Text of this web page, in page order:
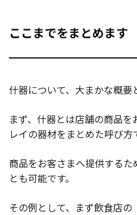
ここまでをまとめます
什器について、大まかな概要
まず、什器とは店舗の商品
レイの器材をまとめた呼び方
商品をお客さまへ提供する
とも可能です。
その例として、まず飲食店の